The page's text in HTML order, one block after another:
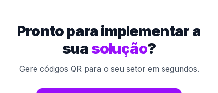
Pronto para implementar a
suasolução?
Gere códigos QR para o seu setor em segundos.